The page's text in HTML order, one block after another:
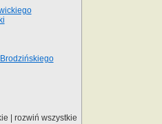
|rozwiń wszystkie